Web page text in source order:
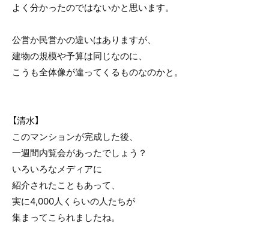
よく分かったのではないかと思います。
公営か民営かの違いはありますが、
建物の規模や予算は同じなのに、
こうも全体像が違ってくるものなのかと。
【清水】
このマンションが完成した後、
一週間内覧会があったでしょう？
いろいろなメディアに
紹介されたこともあって、
実に4,000人くらいの人たちが
集まってこられましたね。